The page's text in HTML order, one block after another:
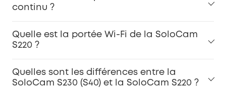
continu ?
Quelle est la portée Wi-Fi de la SoloCam
S220 ?
Quelles sont les différences entre la
SoloCam S230 (S40) et la SoloCam S220 ?